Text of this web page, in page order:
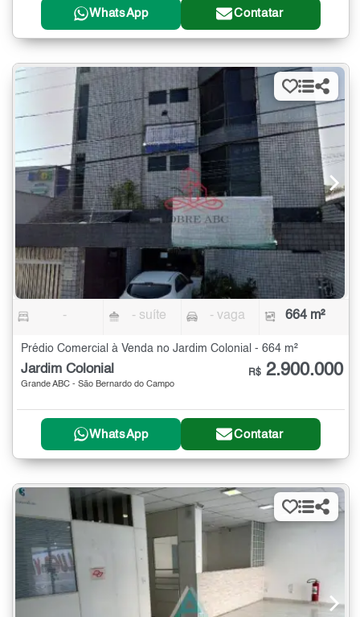
WhatsApp Contatar
- - suíte - vaga 664 m²
Prédio Comercial à Venda no Jardim Colonial - 664 m²
Jardim Colonial
Grande ABC - São Bernardo do Campo
R$ 2.900.000
WhatsApp Contatar